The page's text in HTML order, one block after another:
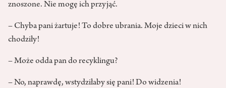
znoszone. Nie mogę ich przyjąć.
– Chyba pani żartuje! To dobre ubrania. Moje dzieci w nich
chodziły!
– Może odda pan do recyklingu?
– No, naprawdę, wstydziłaby się pani! Do widzenia!